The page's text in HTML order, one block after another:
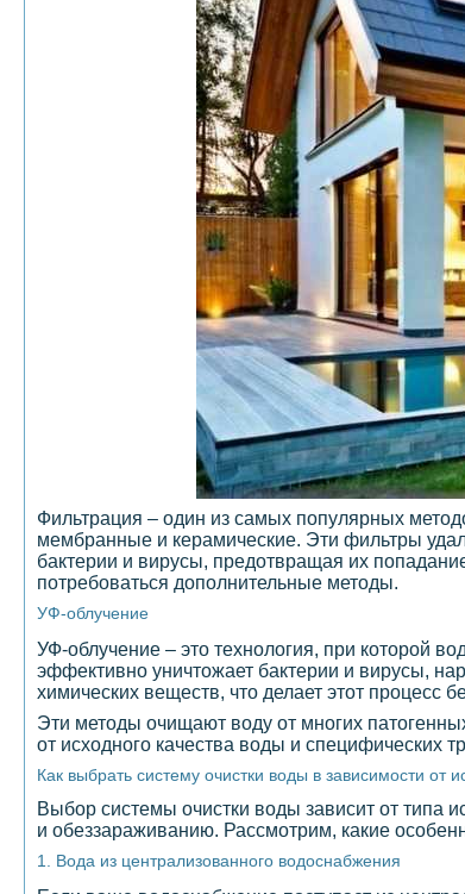
Фильтрация – один из самых популярных
мембранные и керамические. Эти фильтры
бактерии и вирусы, предотвращая их
потребоваться дополнительные методы.
УФ-облучение
УФ-облучение – это технология, при которой
эффективно уничтожает бактерии и вирусы,
химических веществ, что делает этот процесс
Эти методы очищают воду от многих
от исходного качества воды и специфических
Как выбрать систему очистки воды в зависимости от
Выбор системы очистки воды зависит от типа
и обеззараживанию. Рассмотрим, какие
1. Вода из централизованного водоснабжения